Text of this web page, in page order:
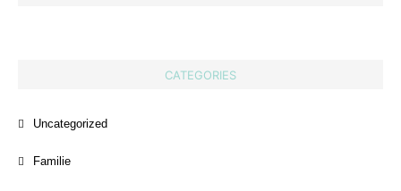
CATEGORIES
Uncategorized
Familie